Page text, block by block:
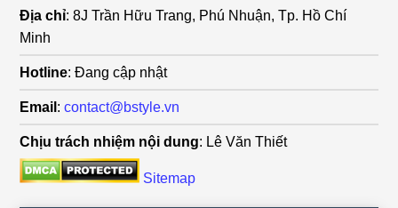
Địa chỉ: 8J Trần Hữu Trang, Phú Nhuận, Tp. Hồ Chí
Minh
Hotline: Đang cập nhật
Email :contact@bstyle.vn
Chịu trách nhiệm nội dung: Lê Văn Thiết
Sitemap